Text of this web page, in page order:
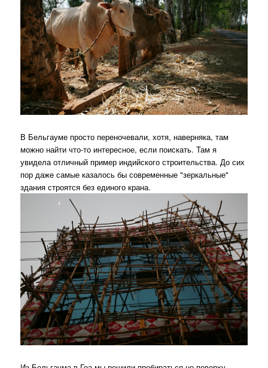
В Бельгауме просто переночевали, хотя, наверняка, там
можно найти что-то интересное, если поискать. Там я
увидела отличный пример индийского строительства. До сих
пор даже самые казалось бы современные "зеркальные"
здания строятся без единого крана.